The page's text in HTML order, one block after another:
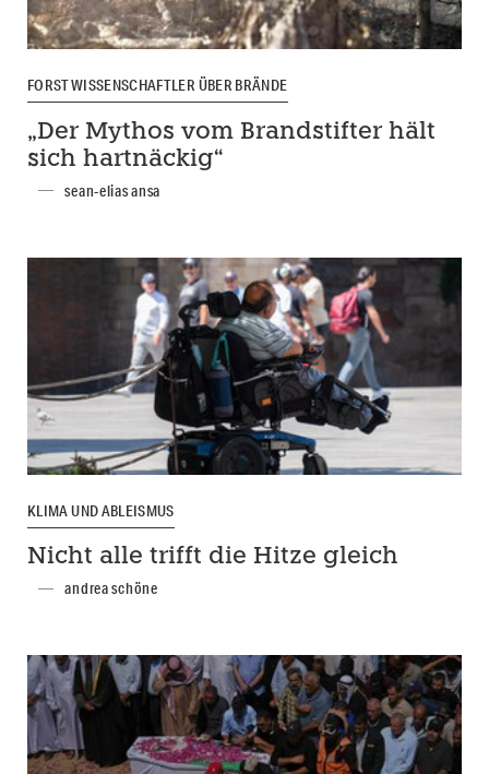
FORSTWISSENSCHAFTLER ÜBER BRÄNDE
„Der Mythos vom Brandstifter hält
sich hartnäckig“
sean-elias ansa
KLIMA UND ABLEISMUS
Nicht alle trifft die Hitze gleich
andrea schöne